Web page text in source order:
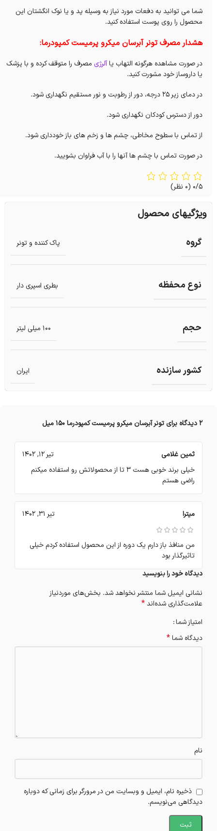
شما می توانید به دفعات مورد نیاز به وسیله پد و یا نوک انگشتان این
محصول را روی پوست استفاده کنید.
هشدار مصرف تونر آبرسان میکرو پرمیست کمپودرما:
در صورت مشاهده هرگونه التهاب یاآلرژی مصرف را متوقف کرده و با پزشک
یا داروساز خود مشورت کنید.
در دمای زیر 25 درجه، دور از رطوبت و نور مستقیم نگهداری شود.
دور از دسترس کودکان نگهداری شود.
از تماس با سطوح مخاطی، چشم ها و زخم های باز خودداری شود.
در صورت تماس با چشم ها آنها را با آب فراوان بشویید.
0/5 (0 نظر)
ویژگیهای محصول
گروه پاک کننده و تونر
نوع محفظه بطری اسپری دار
حجم 100 میلی لیتر
کشور سازنده ایران
2 دیدگاه برای تونر آبرسان میکرو پرمیست کمپودرما 150 میل
ثمین غلامی
تیر 12, 1402
خیلی برند خوبی هست 3 تا از محصولاتش رو استفاده میکنم
راضی هستم
میترا تیر 31, 1402
من منافذ باز دارم یک دوره از این محصول استفاده کردم خیلی
تاثیرگذار بود
دیدگاه خود را بنویسید
نشانی ایمیل شما منتشر نخواهد شد. بخش‌های موردنیاز
علامت‌گذاری شده‌اند*
امتیاز شما
دیدگاه شما*
نام
ذخیره نام، ایمیل و وبسایت من در مرورگر برای زمانی که دوباره
دیدگاهی می‌نویسم.